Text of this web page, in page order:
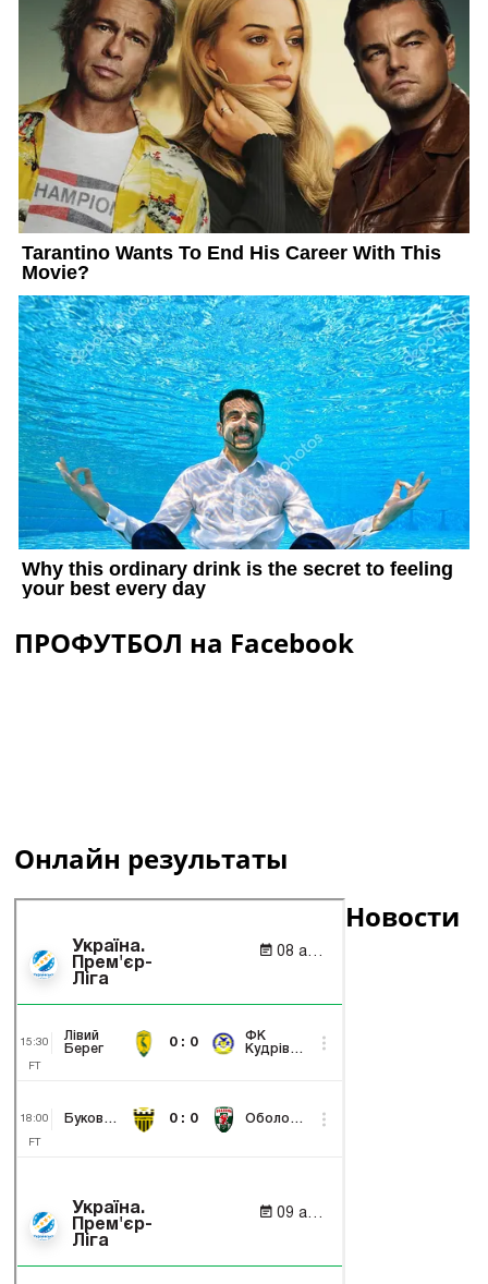
ПРОФУТБОЛ на Facebook
Онлайн результаты
Новости